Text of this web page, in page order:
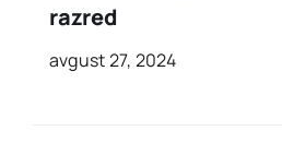
razred
avgust 27, 2024